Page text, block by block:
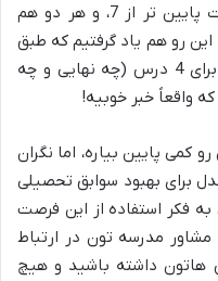
تا 10 کار می کنه و تبصره برای نمرات پایین تر از 7، و هر دو هم
10 رو می خوان. این رو هم یاد گرفتیم که طبق
آخرین قوانین 1404-1405، می تونیم برای 4 درس (چه نهایی و چه
واقعاً خبر خوبیه!
پایین بیاره، اما نگران
برای بهبود سوابق تحصیلی
فکر استفاده از این فرصت
مدرسه تون در ارتباط
هاتون داشته باشید و هیچ